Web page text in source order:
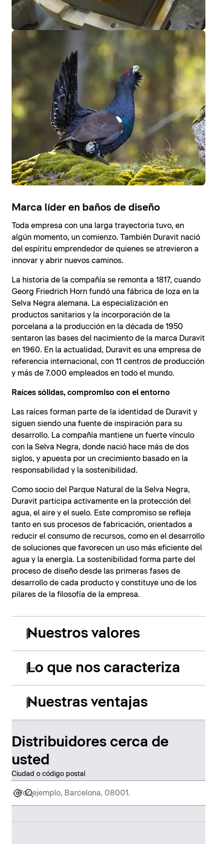
Marca líder en baños de diseño
Toda empresa con una larga trayectoria tuvo, en
algún momento, un comienzo. También Duravit nació
del espíritu emprendedor de quienes se atrevieron a
innovar y abrir nuevos caminos.
La historia de la compañía se remonta a 1817, cuando
Georg Friedrich Horn fundó una fábrica de loza en la
Selva Negra alemana. La especialización en
productos sanitarios y la incorporación de la
porcelana a la producción en la década de 1950
sentaron las bases del nacimiento de la marca Duravit
en 1960. En la actualidad, Duravit es una empresa de
referencia internacional, con 11 centros de producción
y más de 7.000 empleados en todo el mundo.
Raíces sólidas, compromiso con el entorno
Las raíces forman parte de la identidad de Duravit y
siguen siendo una fuente de inspiración para su
desarrollo. La compañía mantiene un fuerte vínculo
con la Selva Negra, donde nació hace más de dos
siglos, y apuesta por un crecimiento basado en la
responsabilidad y la sostenibilidad.
Como socio del Parque Natural de la Selva Negra,
Duravit participa activamente en la protección del
agua, el aire y el suelo. Este compromiso se refleja
tanto en sus procesos de fabricación, orientados a
reducir el consumo de recursos, como en el desarrollo
de soluciones que favorecen un uso más eficiente del
agua y la energía. La sostenibilidad forma parte del
proceso de diseño desde las primeras fases de
desarrollo de cada producto y constituye uno de los
pilares de la filosofía de la empresa.
Nuestros valores
Lo que nos caracteriza
Nuestras ventajas
Distribuidores cerca de
usted
Ciudad o código postal